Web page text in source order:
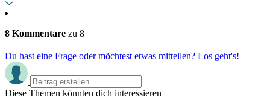
8 Kommentare zu 8
Du hast eine Frage oder möchtest etwas mitteilen? Los geht's!
Diese Themen könnten dich interessieren